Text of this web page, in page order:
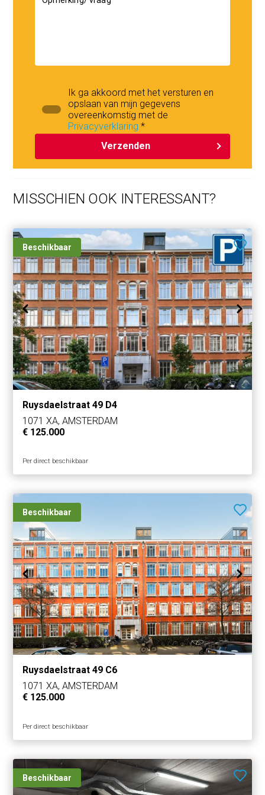
Ik ga akkoord met het versturen en
opslaan van mijn gegevens
overeenkomstig met de
Privacyverklaring *
Verzenden
MISSCHIEN OOK INTERESSANT?
Beschikbaar
Ruysdaelstraat 49 D4
1071 XA, AMSTERDAM
€ 125.000
Per direct beschikbaar
Beschikbaar
Ruysdaelstraat 49 C6
1071 XA, AMSTERDAM
€ 125.000
Per direct beschikbaar
Beschikbaar